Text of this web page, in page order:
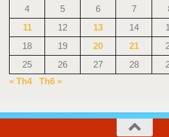
4
5 6 7
11
12 13 14
18
19 20 21
25
26 27 28
« Th4
Th6 »